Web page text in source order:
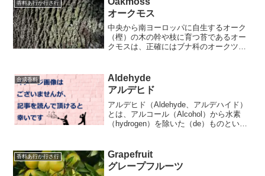
こと種子から精油を...
香料あ行か行さ行
オークモス
中央から南ヨーロッパに自生するオーク
（樫）の木の幹や枝に育つ苔であるオー
クモスは、正確にはブナ科のオークツリ
なく、菌類と藻類の複合体になりま
す。 主に有機溶剤によって抽...
合成香料
Aldehyde
アルデヒド
アルデヒド（Aldehyde、アルデハイド）
とは、アルコール（Alcohol）から水素
（hydrogen）を除いた（de）ものという
この-CHOに炭素原子が数珠つなぎ...
香料あ行か行さ行
Grapefruit
グレープフルーツ